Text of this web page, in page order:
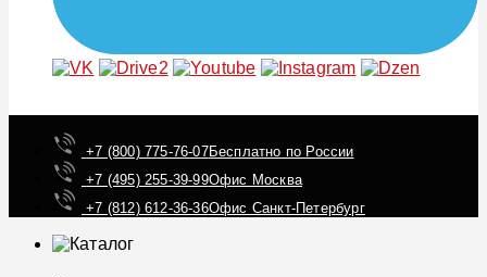
+7 (800) 775-76-07Бесплатно по России
+7 (495) 255-39-99Офис Москва
+7 (812) 612-36-36Офис Санкт-Петербург